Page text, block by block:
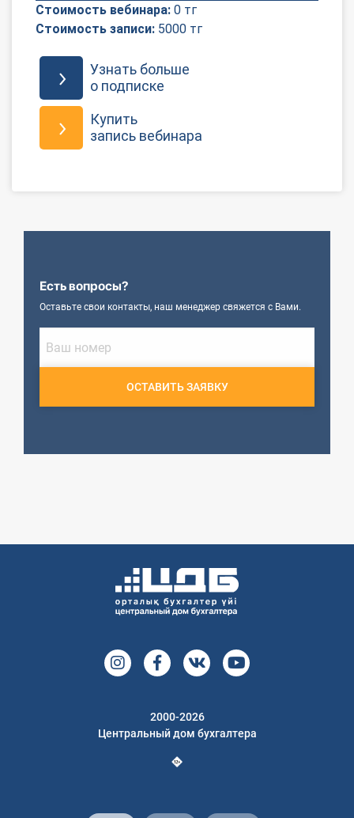
Стоимость вебинара: 0 тг
Стоимость записи: 5000 тг
Узнать больше
о подписке
Купить
запись вебинара
Есть вопросы?
Оставьте свои контакты, наш менеджер свяжется с Вами.
ОСТАВИТЬ ЗАЯВКУ
2000-2026
Центральный дом бухгалтера